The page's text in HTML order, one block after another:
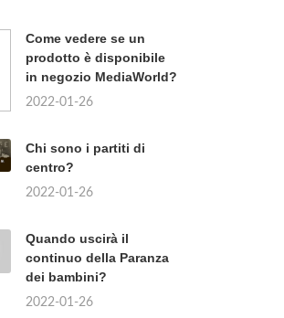
Come vedere se un
prodotto è disponibile
in negozio MediaWorld?
2022-01-26
Chi sono i partiti di
centro?
2022-01-26
Quando uscirà il
continuo della Paranza
dei bambini?
2022-01-26